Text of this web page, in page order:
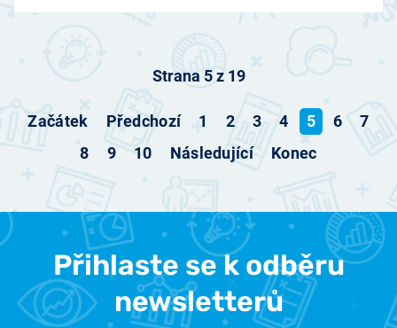
Strana 5 z 19
Začátek Předchozí 1 2 3 4 5 6
7
8
9 10 Následující Konec
Přihlaste se k odběru
newsletterů